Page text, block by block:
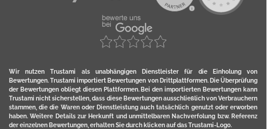
Wir nutzen Trustami als unabhängigen Dienstleister für die Einholung von
Bewertungen. Trustami importiert Bewertungen von Drittplattformen. Die Überprüfung
der Bewertungen obliegt diesen Plattformen. Bei den importierten Bewertungen kann
Trustami nicht sicherstellen, dass diese Bewertungen ausschließlich von Verbrauchern
stammen, die die Waren oder Dienstleistung auch tatsächlich genutzt oder erworben
haben. Weitere Details zur Herkunft und unmittelbaren Nachverfolung bzw. Referenz
der einzelnen Bewertungen, erhalten Sie durch klicken auf das Trustami-Logo.